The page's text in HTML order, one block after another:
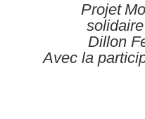
Projet
solidaire
Dillon
Avec la